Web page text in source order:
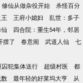
绝技，直言某地
当仙侠剧组慕名
不住了！
修仙从做杂役开始
杀怪百分
王府小媳妇
乱世：多子
四合院：重生54年，邻居
摆了 春意闹 武道人仙
七
犯集体送行 超级村医
都
最年轻的好莱坞大亨
从